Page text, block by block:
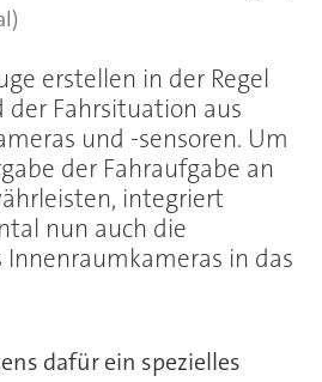
erstellen in der Regel
der Fahrsituation aus
und -sensoren. Um
der Fahraufgabe an
integriert
nun auch die
in das
dafür ein spezielles